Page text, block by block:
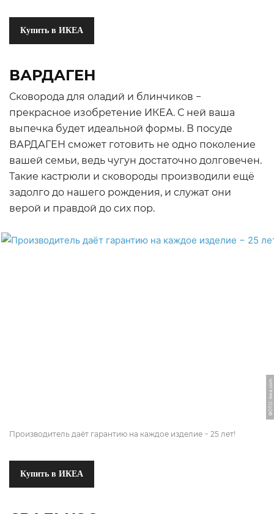
Купить в ИКЕА
ВАРДАГЕН
Сковорода для оладий и блинчиков −
прекрасное изобретение ИКЕА. С ней ваша
выпечка будет идеальной формы. В посуде
ВАРДАГЕН сможет готовить не одно поколение
вашей семьи, ведь чугун достаточно долговечен.
Такие кастрюли и сковороды производили ещё
задолго до нашего рождения, и служат они
верой и правдой до сих пор.
ФОТО: ikea.com
Производитель даёт гарантию на каждое изделие − 25 лет!
Купить в ИКЕА